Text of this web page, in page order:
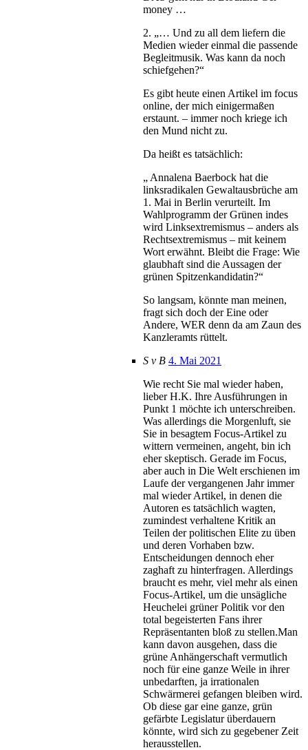
money …
2. „… Und zu all dem liefern die
Medien wieder einmal die passende
Begleitmusik. Was kann da noch
schiefgehen?“
Es gibt heute einen Artikel im focus
online, der mich einigermaßen
erstaunt. – immer noch kriege ich
den Mund nicht zu.
Da heißt es tatsächlich:
„ Annalena Baerbock hat die
linksradikalen Gewaltausbrüche am
1. Mai in Berlin verurteilt. Im
Wahlprogramm der Grünen indes
wird Linksextremismus – anders als
Rechtsextremismus – mit keinem
Wort erwähnt. Bleibt die Frage: Wie
glaubhaft sind die Aussagen der
grünen Spitzenkandidatin?“
So langsam, könnte man meinen,
fragt sich doch der Eine oder
Andere, WER denn da am Zaun des
Kanzleramts rüttelt.
S v B 4. Mai 2021
Wie recht Sie mal wieder haben,
lieber H.K. Ihre Ausführungen in
Punkt 1 möchte ich unterschreiben.
Was allerdings die Morgenluft, sie
Sie in besagtem Focus-Artikel zu
wittern vermeinen, angeht, bin ich
eher skeptisch. Gerade im Focus,
aber auch in Die Welt erschienen im
Laufe der vergangenen Jahr immer
mal wieder Artikel, in denen die
Autoren es tatsächlich wagten,
zumindest verhaltene Kritik an
Teilen der politischen Elite zu üben
und deren Vorhaben bzw.
Entscheidungen dennoch eher
zaghaft zu hinterfragen. Allerdings
braucht es mehr, viel mehr als einen
Focus-Artikel, um die unsägliche
Heuchelei grüner Politik vor den
total begeisterten Fans ihrer
Repräsentanten bloß zu stellen.Man
kann davon ausgehen, dass die
grüne Anhängerschaft vermutlich
noch für eine ganze Weile in ihrer
unbedarften, ja irrationalen
Schwärmerei gefangen bleiben wird.
Ob diese gar eine ganze, grün
gefärbte Legislatur überdauern
könnte, wird sich zu gegebener Zeit
herausstellen.